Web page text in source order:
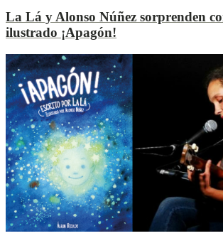
La Lá y Alonso Núñez sorprenden
ilustrado ¡Apagón!